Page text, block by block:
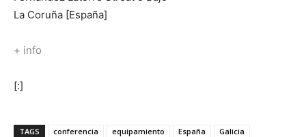
La Coruña [España]
+ info
[:]
TAGS conferencia equipamiento España
Galicia